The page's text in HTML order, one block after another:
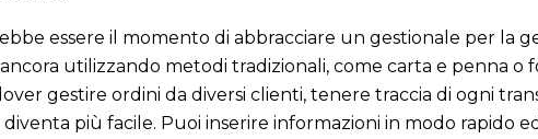
essere il momento di abbracciare un gestionale per la
utilizzando metodi tradizionali, come carta e penna o
gestire ordini da diversi clienti, tenere traccia di ogni
più facile. Puoi inserire informazioni in modo rapido